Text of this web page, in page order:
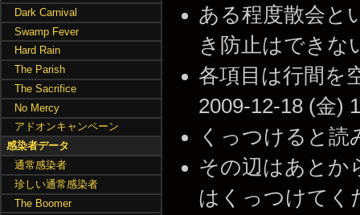
ある程度散会と
き防止はできな
各項目は行間を
2009-12-18 (金)
くっつけると読
その辺はあとか
はくっつけてく
Dark Carnival
Swamp Fever
Hard Rain
The Parish
The Sacrifice
No Mercy
アドオンキャンペーン
感染者データ
通常感染者
珍しい通常感染者
The Boomer